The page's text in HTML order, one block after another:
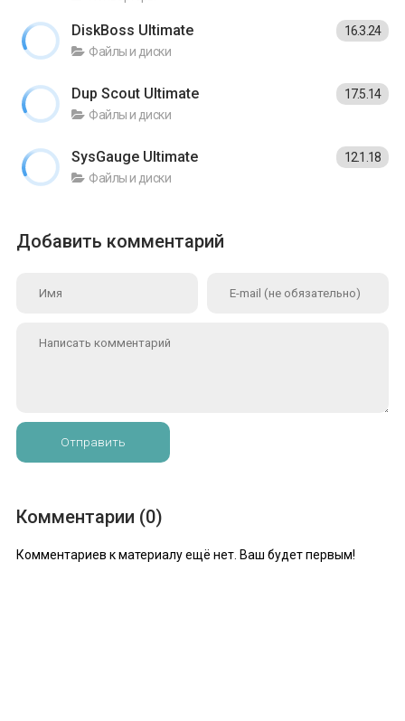
DiskBoss Ultimate
Файлы и диски
16.3.24
Dup Scout Ultimate
Файлы и диски
17.5.14
SysGauge Ultimate
Файлы и диски
12.1.18
Добавить комментарий
Отправить
Комментарии (0)
Комментариев к материалу ещё нет. Ваш будет первым!